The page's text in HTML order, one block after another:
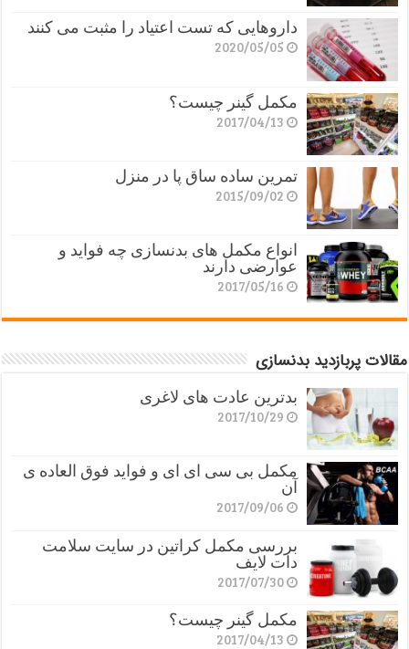
داروهایی که تست اعتیاد را مثبت می کنند
2020/05/05
مکمل گینر چیست؟
2017/04/13
تمرین ساده ساق پا در منزل
2015/09/02
انواع مکمل های بدنسازی چه فواید و
عوارضی دارند
2017/05/16
مقالات پربازدید بدنسازی
بدترین عادت های لاغری
2017/10/29
مکمل بی سی ای ای و فواید فوق العاده ی
آن
2017/09/06
بررسی مکمل کراتین در سایت سلامت
دات لایف
2017/07/30
مکمل گینر چیست؟
2017/04/13